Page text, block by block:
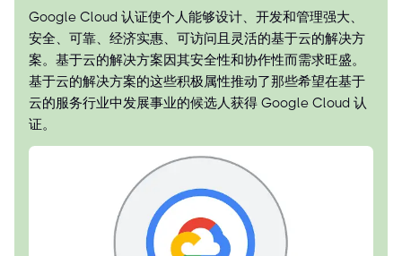
Google Cloud 认证使个人能够设计、开发和管理强大、
安全、可靠、经济实惠、可访问且灵活的基于云的解决方
案。基于云的解决方案因其安全性和协作性而需求旺盛。
基于云的解决方案的这些积极属性推动了那些希望在基于
云的服务行业中发展事业的候选人获得 Google Cloud 认
证。